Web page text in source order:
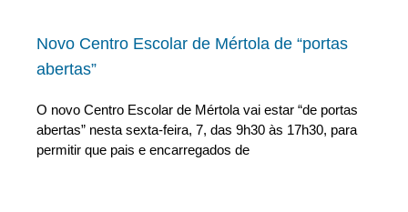
Novo Centro Escolar de Mértola de “portas
abertas”
O novo Centro Escolar de Mértola vai estar “de portas
abertas” nesta sexta-feira, 7, das 9h30 às 17h30, para
permitir que pais e encarregados de